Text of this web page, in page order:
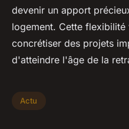
devenir un apport
logement. Cette
concrétiser des projets
d'atteindre l'âge de la
Actu